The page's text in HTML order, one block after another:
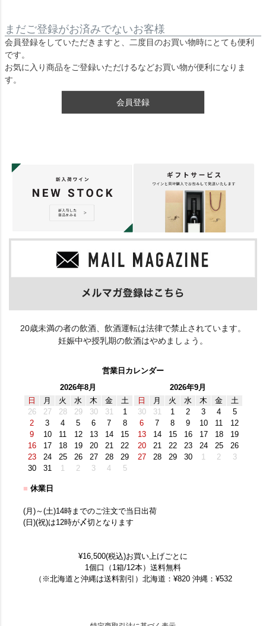
まだご登録がお済みでないお客様
会員登録をしていただきますと、二度目のお買い物時にとても便利
です。
お気に入り商品をご登録いただけるなどお買い物が便利になりま
す。
会員登録
20歳未満の者の飲酒、飲酒運転は法律で禁止されています。
妊娠中や授乳期の飲酒はやめましょう。
営業日カレンダー
2026年8月
日
月 火 水 木 金
土
26
27 28 29 30 31
1
2
3 4 5 6 7
8
9
10 11 12 13 14
15
16
17 18 19 20 21
22
23
24 25 26 27 28
29
30
31 1 2 3 4 5
2026年9月
日
月 火 水 木 金
土
30
31 1 2 3 4
5
6
7 8 9 10 11
12
13
14 15 16 17 18
19
20
21 22 23 24 25
26
27
28 29 30 1 2 3
■ 休業日
(月)～(土)14時までのご注文で当日出荷
(日)(祝)は12時が〆切となります
¥16,500(税込)お買い上げごとに
1個口（1箱/12本）送料無料
（※北海道と沖縄は送料割引）北海道：¥820 沖縄：¥532